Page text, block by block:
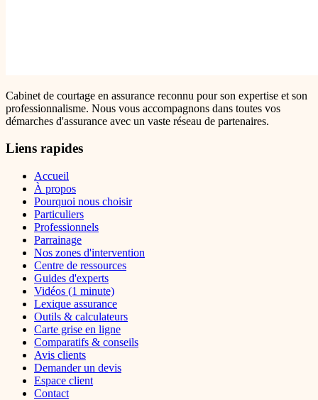
Cabinet de courtage en assurance reconnu pour son expertise et son
professionnalisme. Nous vous accompagnons dans toutes vos
démarches d'assurance avec un vaste réseau de partenaires.
Liens rapides
Accueil
À propos
Pourquoi nous choisir
Particuliers
Professionnels
Parrainage
Nos zones d'intervention
Centre de ressources
Guides d'experts
Vidéos (1 minute)
Lexique assurance
Outils & calculateurs
Carte grise en ligne
Comparatifs & conseils
Avis clients
Demander un devis
Espace client
Contact